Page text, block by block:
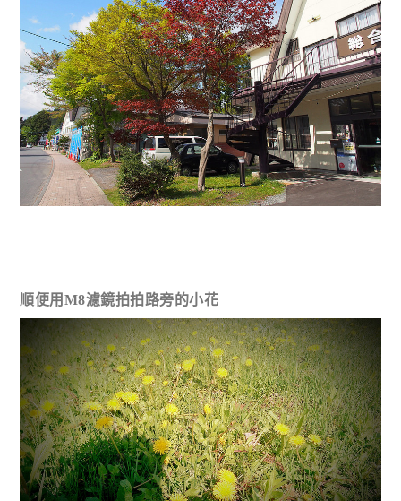
順便用M8濾鏡拍拍路旁的小花